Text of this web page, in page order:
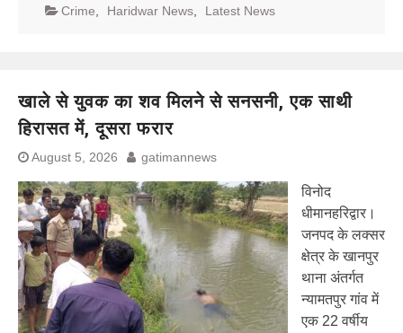
Crime Haridwar News Latest News
खाले से युवक का शव मिलने से सनसनी, एक साथी
हिरासत में, दूसरा फरार
August 5, 2026 gatimannews
विनोद
धीमानहरिद्वार।
जनपद के लक्सर
क्षेत्र के खानपुर
थाना अंतर्गत
न्यामतपुर गांव में
एक 22 वर्षीय